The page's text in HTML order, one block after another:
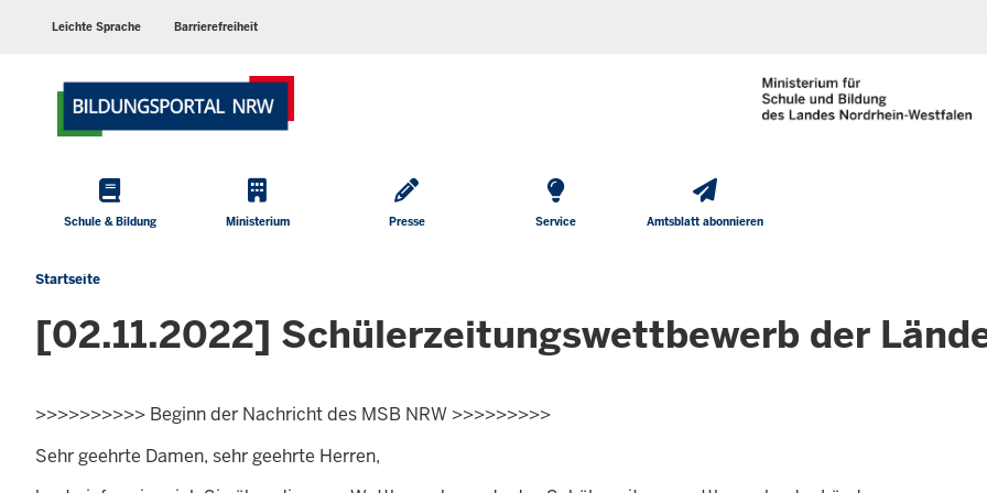
Sprachen
Leichte Sprache Barrierefreiheit
Hauptmenü
Schule & Bildung Ministerium Presse Service Amtsblatt abonnieren
Sie
sich
Startseite
[02.11.2022] Schülerzeitungswettbewerb der
>>>>>>>>>> Beginn der Nachricht des MSB NRW >>>>>>>>>
Sehr geehrte Damen, sehr geehrte Herren,